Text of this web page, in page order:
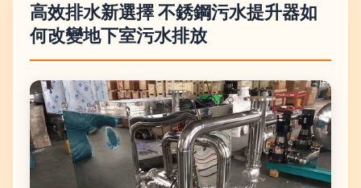
高效排水新選擇 不銹鋼污水提升器如
何改變地下室污水排放